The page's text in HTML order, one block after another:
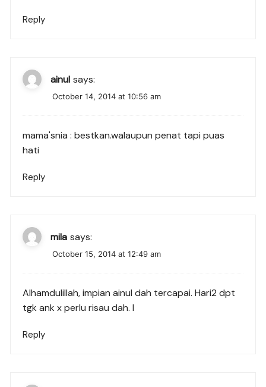
Reply
ainul says:
October 14, 2014 at 10:56 am
mama'snia : bestkan.walaupun penat tapi puas
hati
Reply
mila says:
October 15, 2014 at 12:49 am
Alhamdulillah, impian ainul dah tercapai. Hari2 dpt
tgk ank x perlu risau dah. l
Reply